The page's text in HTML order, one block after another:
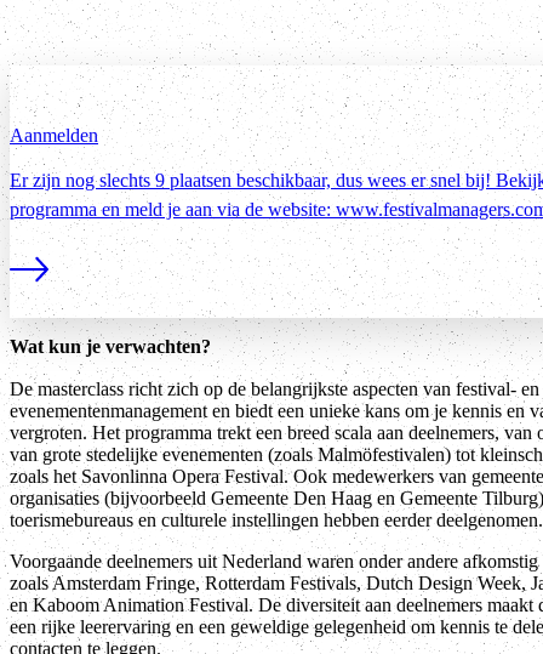
Aanmelden
Er zijn nog slechts 9 plaatsen beschikbaar, dus wees er snel bij!
programma en meld je aan via de website:
Lees meer
Wat kun je verwachten?
De masterclass richt zich op de belangrijkste aspecten van festival- en
evenementenmanagement en biedt een unieke kans om je kennis en
vergroten. Het programma trekt een breed scala aan deelnemers, van
van grote stedelijke evenementen (zoals Malmöfestivalen) tot
zoals het Savonlinna Opera Festival. Ook medewerkers van
organisaties (bijvoorbeeld Gemeente Den Haag en Gemeente
toerismebureaus en culturele instellingen hebben eerder deelgenomen.
Voorgaande deelnemers uit Nederland waren onder andere afkomstig
zoals Amsterdam Fringe, Rotterdam Festivals, Dutch Design Week,
en Kaboom Animation Festival. De diversiteit aan deelnemers maakt
een rijke leerervaring en een geweldige gelegenheid om kennis te
contacten te leggen.